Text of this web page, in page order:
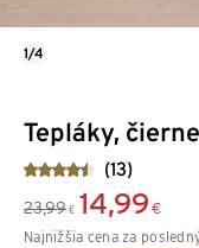
Tepláky, čierne
(13)
23,99 € 14,99 €
Najnižšia cena za
1/4